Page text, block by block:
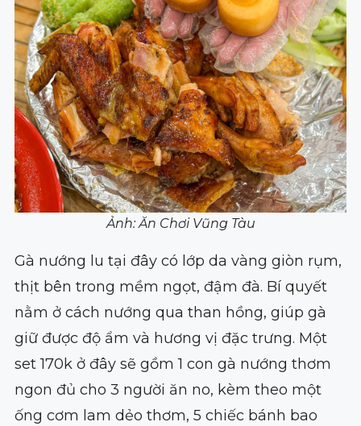
Ảnh: Ăn Chơi Vũng Tàu
Gà nướng lu tại đây có lớp da vàng giòn rụm,
thịt bên trong mềm ngọt, đậm đà. Bí quyết
nằm ở cách nướng qua than hồng, giúp gà
giữ được độ ẩm và hương vị đặc trưng. Một
set 170k ở đây sẽ gồm 1 con gà nướng thơm
ngon đủ cho 3 người ăn no, kèm theo một
ống cơm lam dẻo thơm, 5 chiếc bánh bao